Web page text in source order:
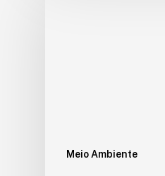
Meio Ambiente